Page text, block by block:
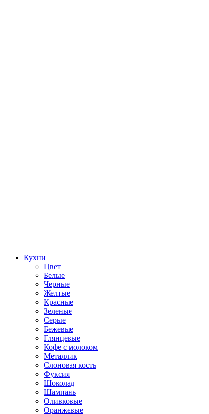
Кухни
Цвет
Белые
Черные
Желтые
Красные
Зеленые
Серые
Бежевые
Глянцевые
Кофе с молоком
Металлик
Слоновая кость
Фуксия
Шоколад
Шампань
Оливковые
Оранжевые